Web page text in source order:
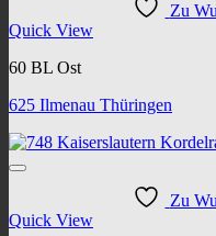
Zu
Quick View
60 BL Ost
625 Ilmenau Thüringen
Zu
Quick View